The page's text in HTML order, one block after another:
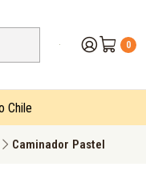
0
Chile
Caminador Pastel